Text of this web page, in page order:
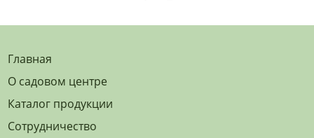
Главная
О садовом центре
Каталог продукции
Сотрудничество